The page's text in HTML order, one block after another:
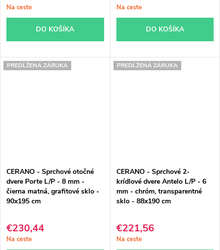
Na ceste
DO KOŠÍKA
Na ceste
DO KOŠÍKA
PREDĹŽENÁ ZÁRUKA
CERANO - Sprchové otočné
dvere Porte L/P - 8 mm -
čierna matná, grafitové sklo -
90x195 cm
€230,44
Na ceste
PREDĹŽENÁ ZÁRUKA
CERANO - Sprchové 2-
krídlové dvere Antelo L/P - 6
mm - chróm, transparentné
sklo - 88x190 cm
€221,56
Na ceste